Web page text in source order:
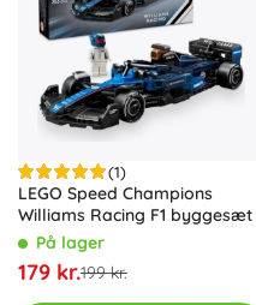
(1)
LEGO Speed Champions
Williams Racing F1 byggesæt
På lager
179 kr.199 kr.